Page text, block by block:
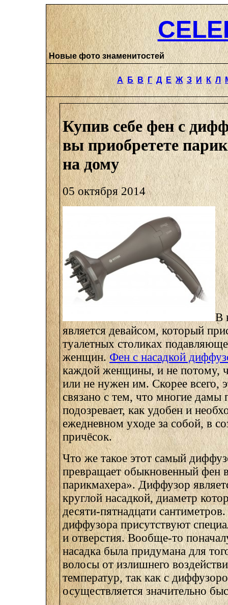
Новые фото знаменитостей
А Б В Г Д Е Ж З И К Л
Купив себе фен с
вы приобретете
на дому
05 октября 2014
В
является девайсом, который
туалетных столиках
женщин.Фен с насадкой
каждой женщины, и не потому,
или не нужен им. Скорее всего,
связано с тем, что многие дамы
подозревает, как удобен и
ежедневном уходе за собой, в
причёсок.
Что же такое этот самый
превращает обыкновенный фен
парикмахера». Диффузор
круглой насадкой, диаметр
десяти-пятнадцати
диффузора присутствуют
и отверстия. Вообще-то
насадка была придумана для
волосы от излишнего
температур, так как с
осуществляется значительно